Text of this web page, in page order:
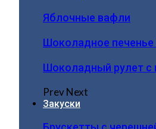
Яблочные вафли
Шоколадное печенье
Шоколадный рулет с
PrevNext
Закуски